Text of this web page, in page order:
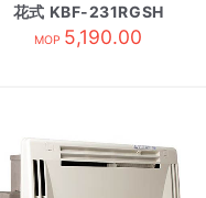
花式 KBF-231RGSH
MOP 5,190.00